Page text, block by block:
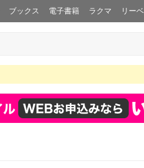
ブックス 電子書籍 ラクマ リー